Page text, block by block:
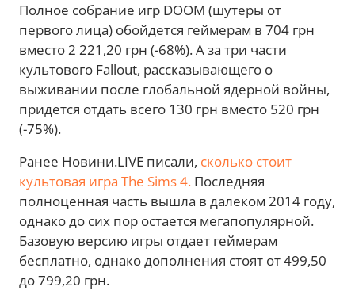
Полное собрание игр DOOM (шутеры от
первого лица) обойдется геймерам в 704 грн
вместо 2 221,20 грн (-68%). А за три части
культового Fallout, рассказывающего о
выживании после глобальной ядерной войны,
придется отдать всего 130 грн вместо 520 грн
(-75%).
Ранее Новини.LIVE писали, сколько стоит
культовая игра The Sims 4. Последняя
полноценная часть вышла в далеком 2014 году,
однако до сих пор остается мегапопулярной.
Базовую версию игры отдает геймерам
бесплатно, однако дополнения стоят от 499,50
до 799,20 грн.